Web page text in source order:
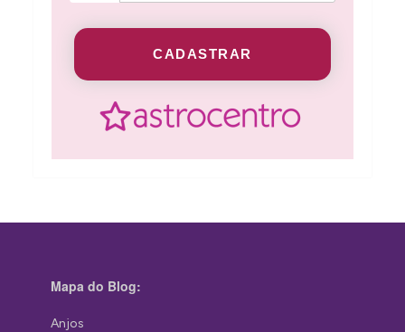
CADASTRAR
Mapa do Blog:
Anjos